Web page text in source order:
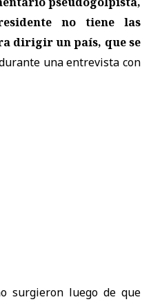
no tiene las
dirigir un país, que se
una entrevista con
surgieron luego de que